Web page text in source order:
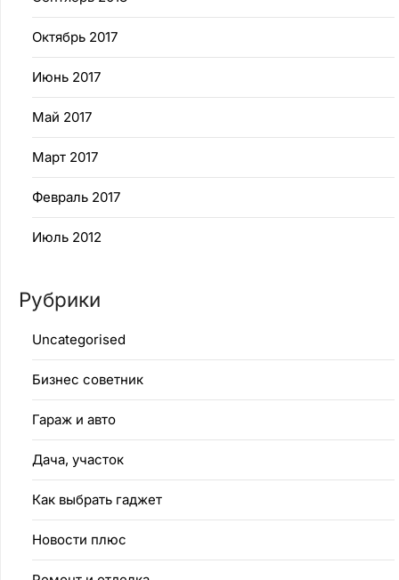
Октябрь 2017
Июнь 2017
Май 2017
Март 2017
Февраль 2017
Июль 2012
Рубрики
Uncategorised
Бизнес советник
Гараж и авто
Дача, участок
Как выбрать гаджет
Новости плюс